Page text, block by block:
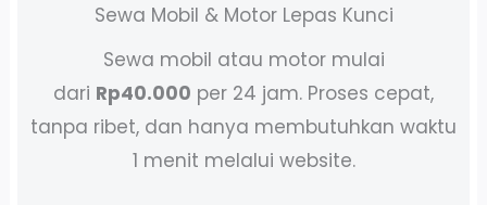
Sewa Mobil & Motor Lepas Kunci
Sewa mobil atau motor mulai
dari Rp40.000 per 24 jam. Proses cepat,
tanpa ribet, dan hanya membutuhkan waktu
1 menit melalui website.